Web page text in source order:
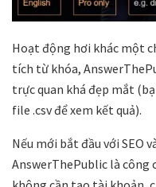
Hoạt động hơi khác một
tích từ khóa,
trực quan khá đẹp mắt
file .csv để xem kết quả).
Nếu mới bắt đầu với SEO
AnswerThePublic là công